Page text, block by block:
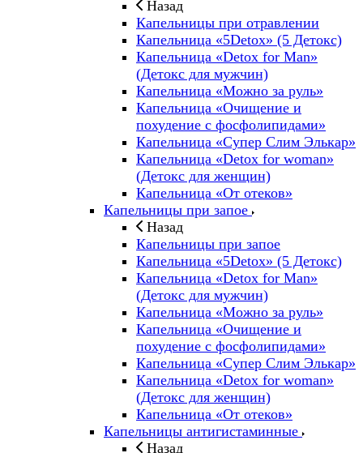
Назад
Капельницы при отравлении
Капельница «5Detox» (5 Детокс)
Капельница «Detox for Man»
(Детокс для мужчин)
Капельница «Можно за руль»
Капельница «Очищение и
похудение с фосфолипидами»
Капельница «Супер Слим Элькар»
Капельница «Detox for woman»
(Детокс для женщин)
Капельница «От отеков»
Капельницы при запое
Назад
Капельницы при запое
Капельница «5Detox» (5 Детокс)
Капельница «Detox for Man»
(Детокс для мужчин)
Капельница «Можно за руль»
Капельница «Очищение и
похудение с фосфолипидами»
Капельница «Супер Слим Элькар»
Капельница «Detox for woman»
(Детокс для женщин)
Капельница «От отеков»
Капельницы антигистаминные
Назад